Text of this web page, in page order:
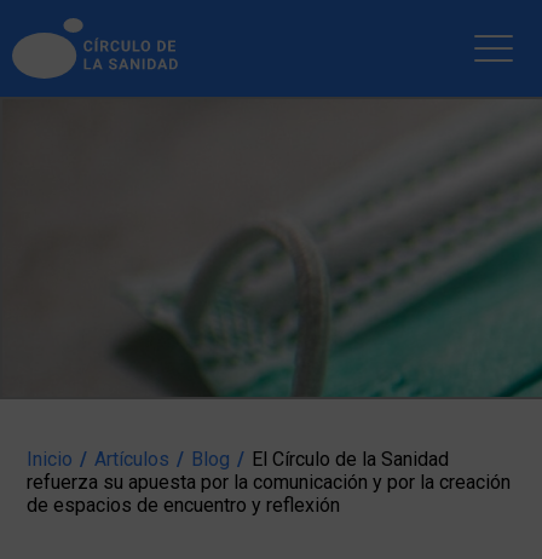
Inicio / Artículos / Blog / El Círculo de la Sanidad
refuerza su apuesta por la comunicación y por la creación
de espacios de encuentro y reflexión